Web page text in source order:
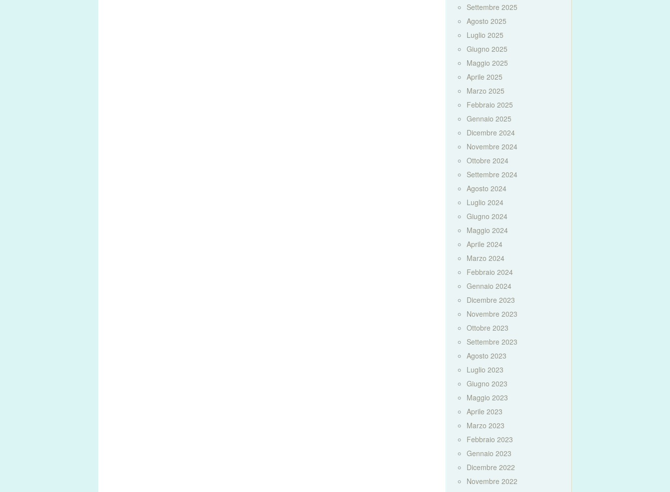
Settembre 2025
Agosto 2025
Luglio 2025
Giugno 2025
Maggio 2025
Aprile 2025
Marzo 2025
Febbraio 2025
Gennaio 2025
Dicembre 2024
Novembre 2024
Ottobre 2024
Settembre 2024
Agosto 2024
Luglio 2024
Giugno 2024
Maggio 2024
Aprile 2024
Marzo 2024
Febbraio 2024
Gennaio 2024
Dicembre 2023
Novembre 2023
Ottobre 2023
Settembre 2023
Agosto 2023
Luglio 2023
Giugno 2023
Maggio 2023
Aprile 2023
Marzo 2023
Febbraio 2023
Gennaio 2023
Dicembre 2022
Novembre 2022